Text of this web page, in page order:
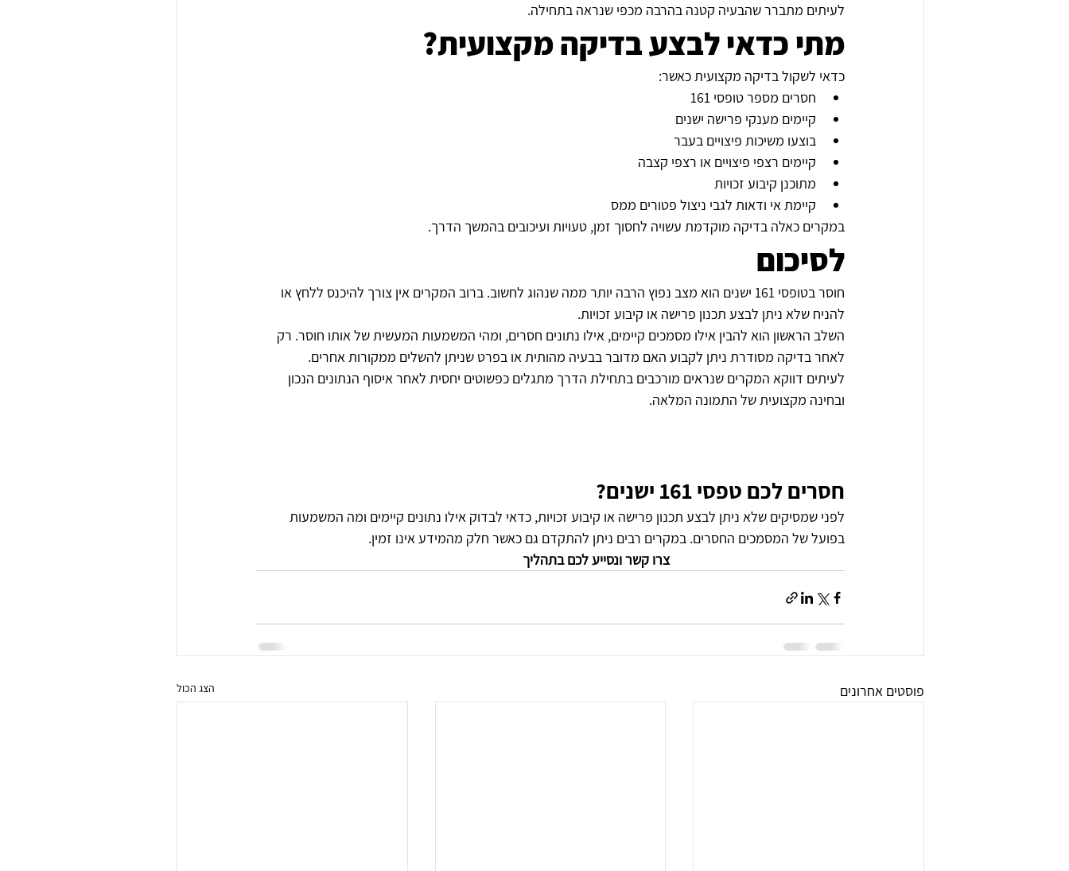
לעיתים מתברר שהבעיה קטנה בהרבה מכפי שנראה בתחילה.
מתי כדאי לבצע בדיקה מקצועית?
כדאי לשקול בדיקה מקצועית כאשר:
חסרים מספר טופסי 161
קיימים מענקי פרישה ישנים
בוצעו משיכות פיצויים בעבר
קיימים רצפי פיצויים או רצפי קצבה
מתוכנן קיבוע זכויות
קיימת אי ודאות לגבי ניצול פטורים ממס
במקרים כאלה בדיקה מוקדמת עשויה לחסוך זמן, טעויות ועיכובים בהמשך הדרך.
לסיכום
חוסר בטופסי 161 ישנים הוא מצב נפוץ הרבה יותר ממה שנהוג לחשוב. ברוב המקרים אין צורך להיכנס ללחץ או
להניח שלא ניתן לבצע תכנון פרישה או קיבוע זכויות.
השלב הראשון הוא להבין אילו מסמכים קיימים, אילו נתונים חסרים, ומהי המשמעות המעשית של אותו חוסר. רק
לאחר בדיקה מסודרת ניתן לקבוע האם מדובר בבעיה מהותית או בפרט שניתן להשלים ממקורות אחרים.
לעיתים דווקא המקרים שנראים מורכבים בתחילת הדרך מתגלים כפשוטים יחסית לאחר איסוף הנתונים הנכון
ובחינה מקצועית של התמונה המלאה.
חסרים לכם טפסי 161 ישנים?
לפני שמסיקים שלא ניתן לבצע תכנון פרישה או קיבוע זכויות, כדאי לבדוק אילו נתונים קיימים ומה המשמעות
בפועל של המסמכים החסרים. במקרים רבים ניתן להתקדם גם כאשר חלק מהמידע אינו זמין.
                                                       צרו קשר ונסייע לכם בתהליך
פוסטים אחרונים הצג הכול